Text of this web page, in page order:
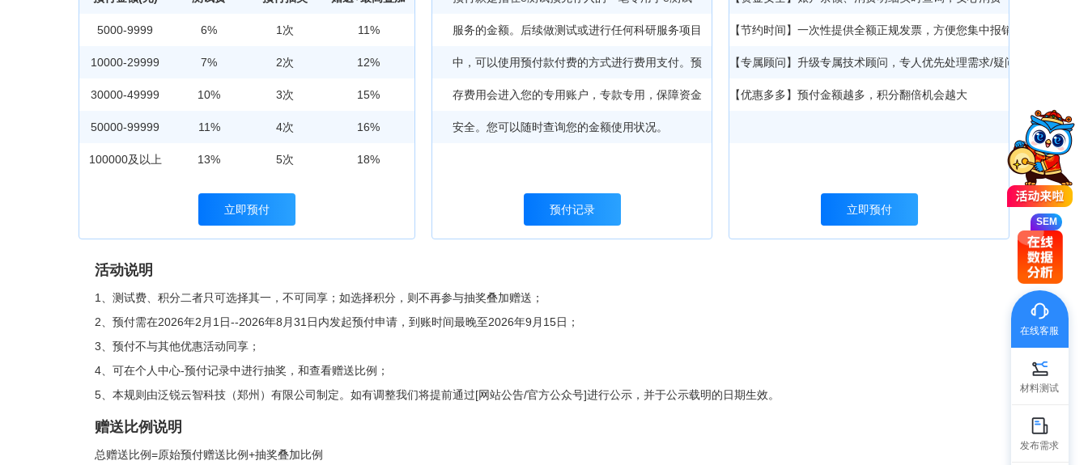
5000-9999 6% 1次 11%
10000-29999 7% 2次 12%
30000-49999 10% 3次 15%
50000-99999 11% 4次 16%
100000及以上 13% 5次 18%
立即预付
服务的金额。后续做测试或进行任何科研服务项目
中，可以使用预付款付费的方式进行费用支付。预
存费用会进入您的专用账户，专款专用，保障资金
安全。您可以随时查询您的金额使用状况。
预付记录
【节约时间】一次性提供全额正规发票，方便您集中报销
【专属顾问】升级专属技术顾问，专人优先处理需求/疑问
【优惠多多】预付金额越多，积分翻倍机会越大
立即预付
活动说明
1、测试费、积分二者只可选择其一，不可同享；如选择积分，则不再参与抽奖叠加赠送；
2、预付需在2026年2月1日--2026年8月31日内发起预付申请，到账时间最晚至2026年9月15日；
3、预付不与其他优惠活动同享；
4、可在个人中心-预付记录中进行抽奖，和查看赠送比例；
5、本规则由泛锐云智科技（郑州）有限公司制定。如有调整我们将提前通过[网站公告/官方公众号]进行公示，并于公示载明的日期生效。
赠送比例说明
总赠送比例=原始预付赠送比例+抽奖叠加比例
SEM
SEM
SEM
在线客服
材料测试
发布需求